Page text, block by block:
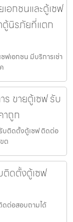
อกชนและตู้เซฟ
ตู้นิรภัยที่แตก
ฟเอกชน มีบริการเช่า
ขายตู้เซฟ รับ
ถูก
บติดตั้งตู้เซฟ ติดต่อ
ต
ติดตั้งตู้เซฟ
ดต่อสอบถามได้